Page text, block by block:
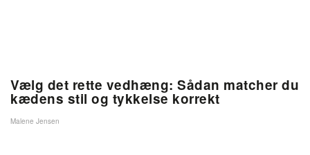
Vælg det rette vedhæng: Sådan matcher du
kædens stil og tykkelse korrekt
Malene Jensen